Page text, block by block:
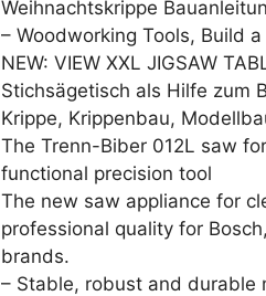
Weihnachtskrippe
– Woodworking Tools, Build
NEW: VIEW XXL JIGSAW
Stichsägetisch als Hilfe zum
Krippe, Krippenbau,
The Trenn-Biber 012L saw
functional precision tool
The new saw appliance for
professional quality for
brands.
– Stable, robust and durable